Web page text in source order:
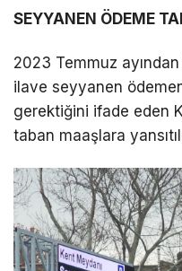
SEYYANEN ÖDEME
2023 Temmuz
ilave seyyanen
gerektiğini ifade eden
taban maaşlara